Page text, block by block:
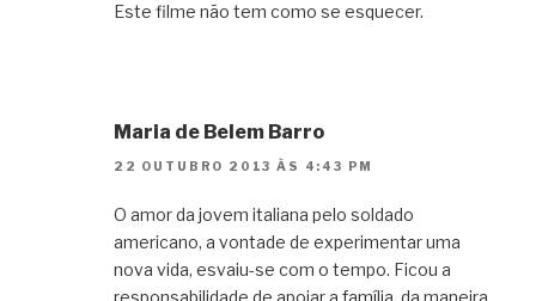
Este filme não tem como se esquecer.
Maria de Belem Barro
22 OUTUBRO 2013 ÀS 4:43 PM
O amor da jovem italiana pelo soldado
americano, a vontade de experimentar uma
nova vida, esvaiu-se com o tempo. Ficou a
responsabilidade de apoiar a família, da maneira